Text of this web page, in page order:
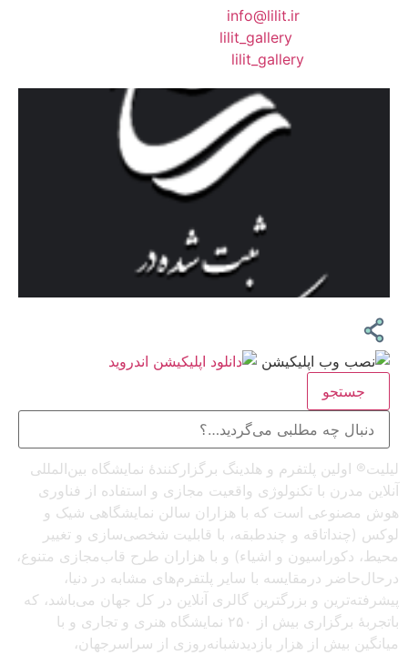
info@lilit.ir
lilit_gallery
lilit_gallery
جستجو
لیلیت® اولین پلتفرم و هلدینگ برگزارکنندهٔ نمایشگاه بین‌المللی
آنلاین مدرن با تکنولوژی واقعیت مجازی و استفاده از فناوری
هوش مصنوعی است که با هزاران سالن نمایشگاهی شیک و
لوکس (چنداتاقه و چندطبقه، با قابلیت شخصی‌سازی و تغییر
محیط، دکوراسیون و اشیاء) و با هزاران طرح قاب‌مجازی متنوع،
درحال‌حاضر درمقایسه با سایر پلتفرم‌های مشابه در دنیا،
پیشرفته‌ترین و بزرگترین گالری آنلاین در کل جهان می‌باشد، که
باتجربهٔ برگزاری بیش از ۲۵۰ نمایشگاه هنری و تجاری و با
میانگین بیش از هزار بازدیدشبانه‌روزی از سراسرجهان،